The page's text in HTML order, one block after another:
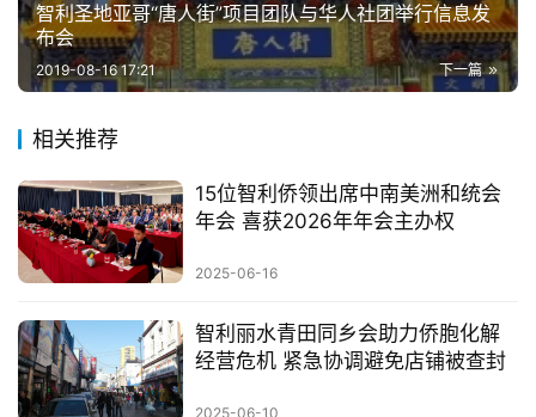
智利圣地亚哥“唐人街”项目团队与华人社团举行信息发
布会
下一篇
2019-08-16 17:21
相关推荐
15位智利侨领出席中南美洲和统会
年会 喜获2026年年会主办权
2025-06-16
智利丽水青田同乡会助力侨胞化解
经营危机 紧急协调避免店铺被查封
2025-06-10